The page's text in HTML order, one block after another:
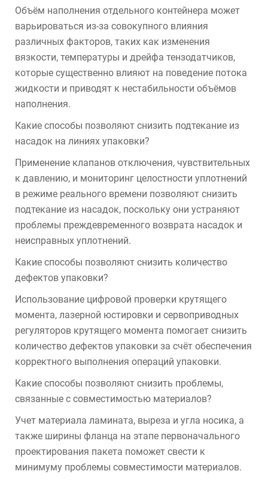
Объём наполнения отдельного контейнера может
варьироваться из-за совокупного влияния
различных факторов, таких как изменения
вязкости, температуры и дрейфа тензодатчиков,
которые существенно влияют на поведение потока
жидкости и приводят к нестабильности объёмов
наполнения.
Какие способы позволяют снизить подтекание из
насадок на линиях упаковки?
Применение клапанов отключения, чувствительных
к давлению, и мониторинг целостности уплотнений
в режиме реального времени позволяют снизить
подтекание из насадок, поскольку они устраняют
проблемы преждевременного возврата насадок и
неисправных уплотнений.
Какие способы позволяют снизить количество
дефектов упаковки?
Использование цифровой проверки крутящего
момента, лазерной юстировки и сервоприводных
регуляторов крутящего момента помогает снизить
количество дефектов упаковки за счёт обеспечения
корректного выполнения операций упаковки.
Какие способы позволяют снизить проблемы,
связанные с совместимостью материалов?
Учет материала ламината, выреза и угла носика, а
также ширины фланца на этапе первоначального
проектирования пакета поможет свести к
минимуму проблемы совместимости материалов.